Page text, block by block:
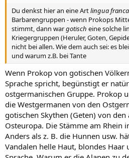
Du denkst hier an eine Artlingua franca
Barbarengruppen - wenn Prokops
stimmt, dann wargotisch eine solche
Kriegergruppen (Heruler, Goten,
nicht bei allen. Wie dem auch sei: es
und warum z.B. bei Tante
Wenn Prokop von gotischen
Sprache spricht, begünstigt er
ostgermanischen Gruppe. Prokop
die Westgermanen von den
gotischen Skythen (Geten) von den
Osteuropa. Die Stämme am Rhein
Anders als z. B. die Hunnen usw.
Vandalen helle Haut, blondes Haar